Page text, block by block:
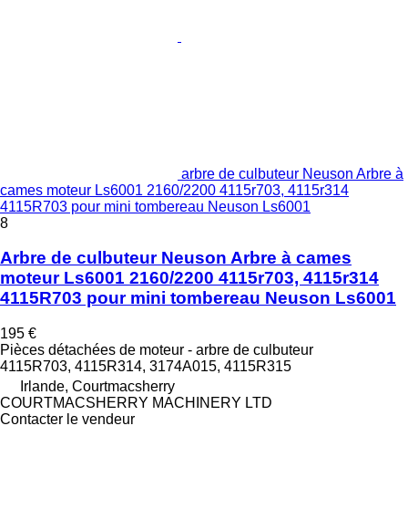
arbre de culbuteur Neuson Arbre à
cames moteur Ls6001 2160/2200 4115r703, 4115r314
4115R703 pour mini tombereau Neuson Ls6001
8
Arbre de culbuteur Neuson Arbre à cames
moteur Ls6001 2160/2200 4115r703, 4115r314
4115R703 pour mini tombereau Neuson Ls6001
195 €
Pièces détachées de moteur - arbre de culbuteur
4115R703, 4115R314, 3174A015, 4115R315
Irlande, Courtmacsherry
COURTMACSHERRY MACHINERY LTD
Contacter le vendeur